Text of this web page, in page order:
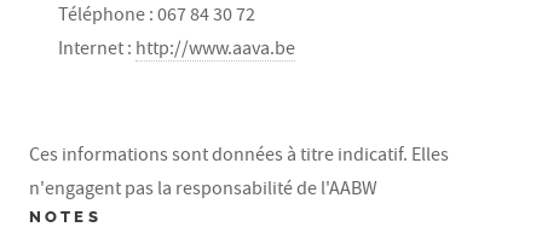
Téléphone : 067 84 30 72
Internet : http://www.aava.be
NOTES
Ces informations sont données à titre indicatif. Elles
n'engagent pas la responsabilité de l'AABW